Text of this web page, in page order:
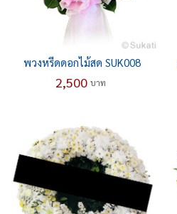
พวงหรีดดอกไม้สด SUK008
2,500 บาท